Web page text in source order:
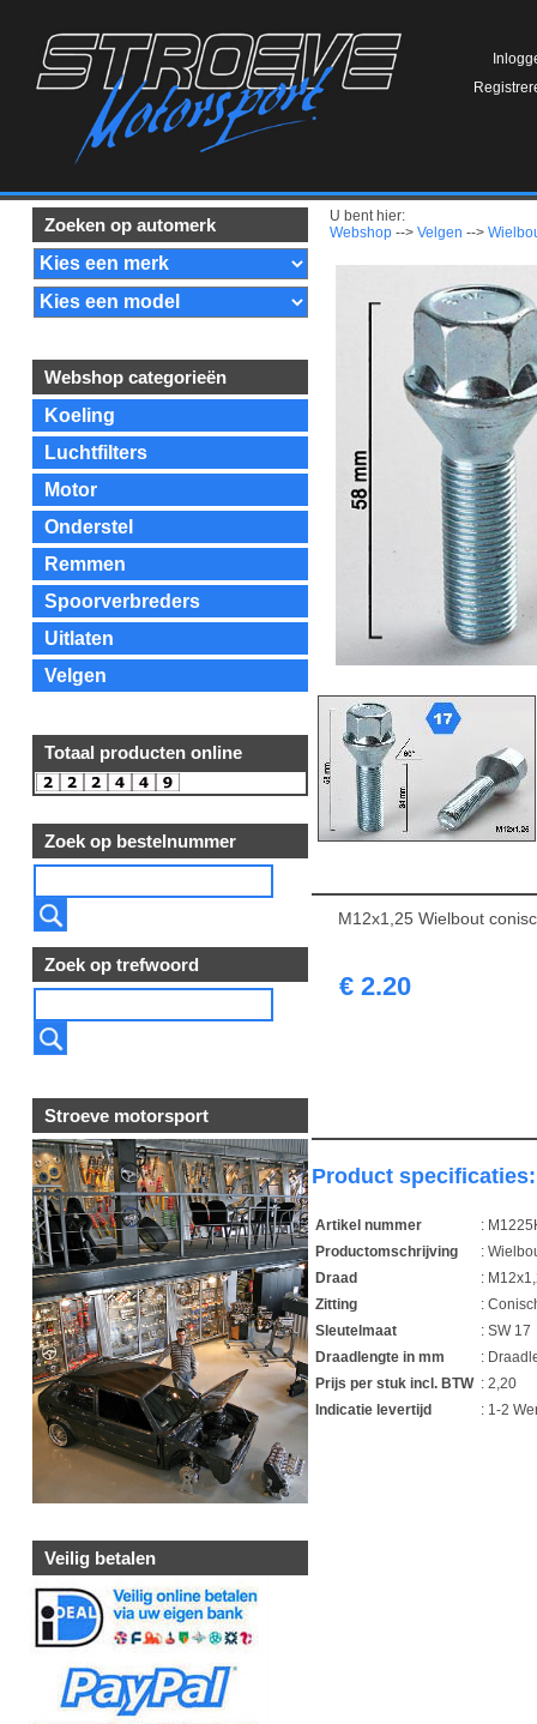
Zoeken op automerk
Webshop categorieën
Koeling
Luchtfilters
Motor
Onderstel
Remmen
Spoorverbreders
Uitlaten
Velgen
Totaal producten online
Zoek op bestelnummer
Zoek op trefwoord
Stroeve motorsport
Veilig betalen
U bent hier:
Webshop --> Velgen -->
M12x1,25 Wielbout
€ 2.20
Product specificaties:
Artikel nummer
:
Productomschrijving
:
Draad
:
Zitting
:
Sleutelmaat
: SW 17
Draadlengte in mm
:
Prijs per stuk incl. BTW : 2,20
Indicatie levertijd
: 1-2